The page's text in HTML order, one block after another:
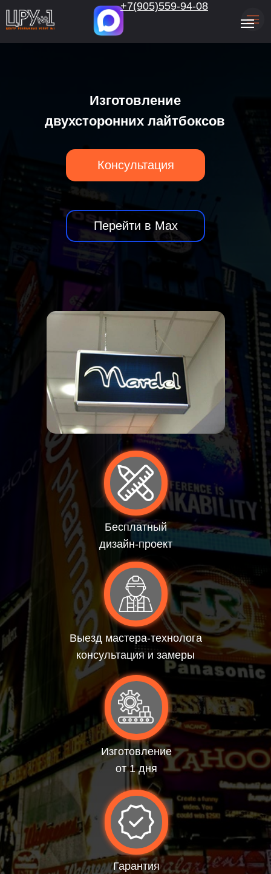
+7(905)559-94-08
Главная / Световые короба
Изготовление
двухсторонних лайтбоксов
Консультация
Перейти в Max
Бесплатный
дизайн-проект
Выезд мастера-технолога
консультация и замеры
Гарантия
Изготовление
от 1 дня